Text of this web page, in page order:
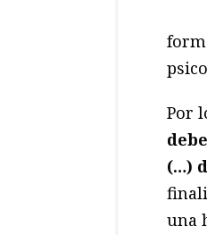
Por
(…)
una